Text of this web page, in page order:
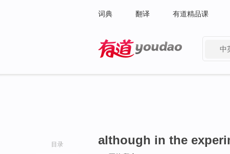
词典 翻译 有道精品课
中
目录 although in the